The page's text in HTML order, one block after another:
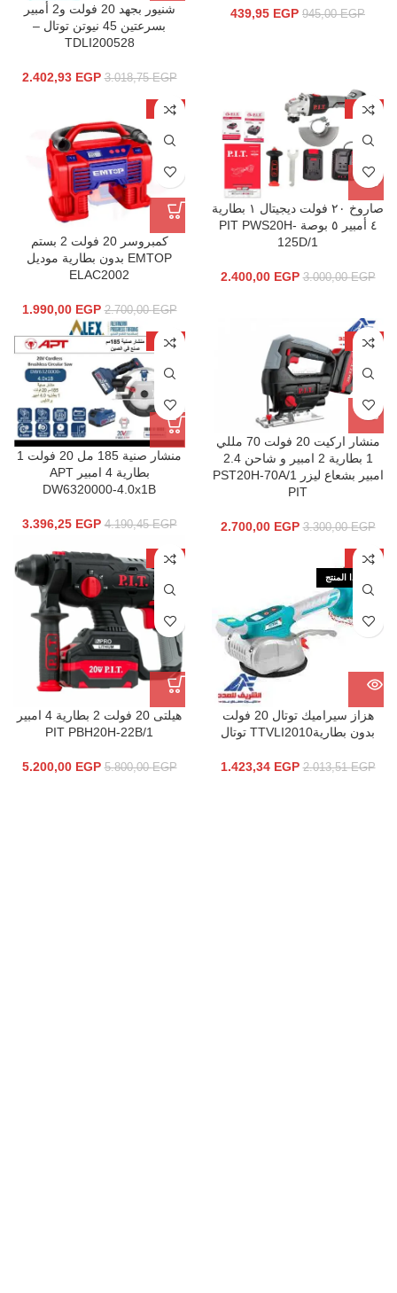
945,00EGP
439,95 EGP
شنيور بجهد 20 فولت و2 أمبير
بسرعتين 45 نيوتن توتال –
TDLI200528
3.018,75EGP
2.402,93 EGP
-20%
صاروخ ٢٠ فولت ديجيتال ١ بطارية
٤ أمبير ٥ بوصة PIT PWS20H-
125D/1
3.000,00EGP
2.400,00 EGP
-26%
كمبروسر 20 فولت 2 بستم
EMTOP بدون بطارية موديل
ELAC2002
2.700,00EGP
1.990,00 EGP
-18%
منشار اركیت 20 فولت 70 مللي
1 بطاریة 2 امبیر و شاحن 2.4
امبیر بشعاع لیزر PST20H-70A/1
PIT
3.300,00EGP
2.700,00 EGP
-19%
منشار صنية 185 مل 20 فولت 1
بطارية 4 امبير APT
DW6320000-4.0x1B
4.190,45EGP
3.396,25 EGP
-29%
نفذ هذا المنتج
هزاز سيراميك توتال 20 فولت
بدون بطاريةTTVLI2010 توتال
2.013,51EGP
1.423,34 EGP
-10%
هيلتى 20 فولت 2 بطارية 4 امبير
PIT PBH20H-22B/1
5.800,00EGP
5.200,00 EGP